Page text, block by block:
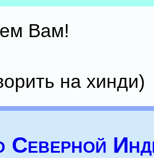
Вам!
на хинди)
Северной